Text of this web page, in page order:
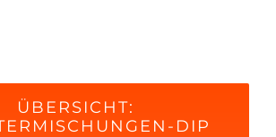
ÜBERSICHT:
DIP